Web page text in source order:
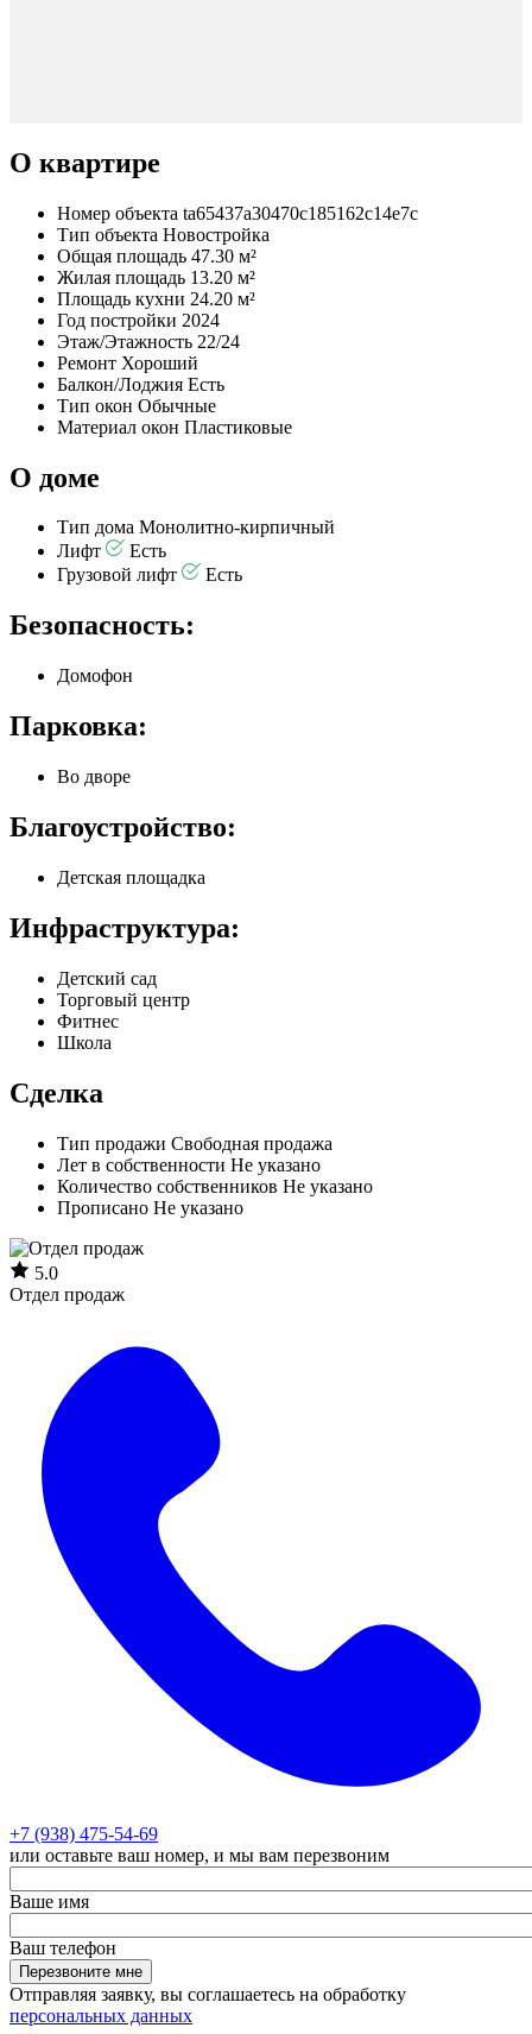
О квартире
Номер объекта ta65437a30470c185162c14e7c
Тип объекта Новостройка
Общая площадь 47.30 м²
Жилая площадь 13.20 м²
Площадь кухни 24.20 м²
Год постройки 2024
Этаж/Этажность 22/24
Ремонт Хороший
Балкон/Лоджия Есть
Тип окон Обычные
Материал окон Пластиковые
О доме
Тип дома Монолитно-кирпичный
Лифт
Есть
Грузовой лифт
Есть
Безопасность:
Домофон
Парковка:
Во дворе
Благоустройство:
Детская площадка
Инфраструктура:
Детский сад
Торговый центр
Фитнес
Школа
Сделка
Тип продажи Свободная продажа
Лет в собственности Не указано
Количество собственников Не указано
Прописано Не указано
5.0
Отдел продаж
+7 (938) 475-54-69
или оставьте ваш номер, и мы вам перезвоним
Ваше имя
Ваш телефон
Перезвоните мне
Отправляя заявку, вы соглашаетесь на обработку
персональных данных